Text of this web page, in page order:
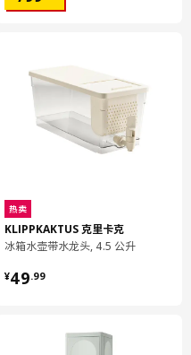
公升
厘米
厘米
公斤
热卖
KLIPPKAKTUS 克里卡克
冰箱水壶带水龙头, 4.5 公升
¥49.99
¥ 49.99